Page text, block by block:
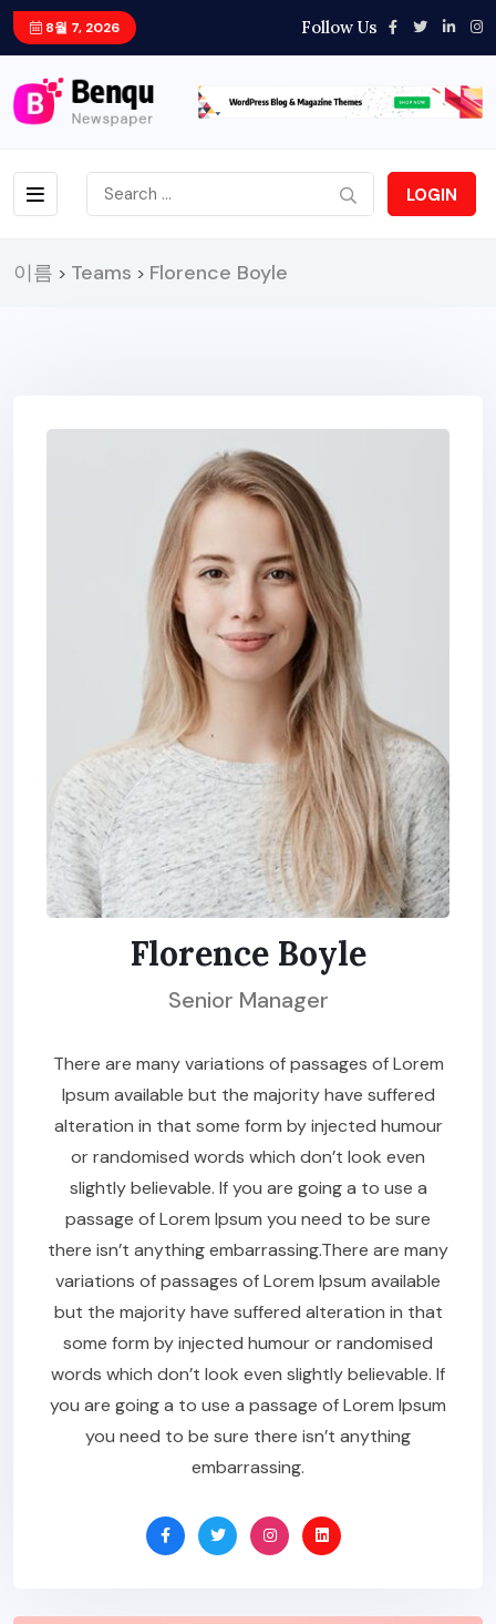
8월 7, 2026 Follow Us
LOGIN
이름 > Teams > Florence Boyle
Florence Boyle
Senior Manager
There are many variations of passages of Lorem
Ipsum available but the majority have suffered
alteration in that some form by injected humour
or randomised words which don’t look even
slightly believable. If you are going a to use a
passage of Lorem Ipsum you need to be sure
there isn’t anything embarrassing.There are many
variations of passages of Lorem Ipsum available
but the majority have suffered alteration in that
some form by injected humour or randomised
words which don’t look even slightly believable. If
you are going a to use a passage of Lorem Ipsum
you need to be sure there isn’t anything
embarrassing.